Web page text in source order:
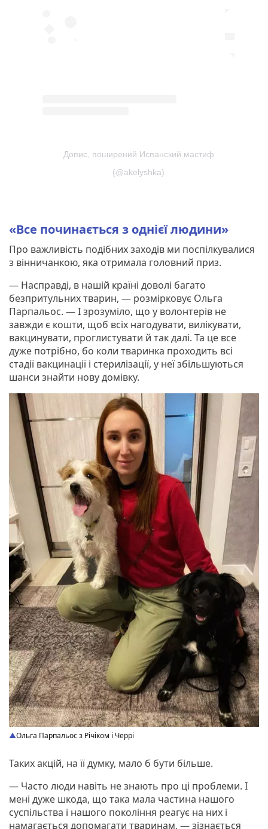
Допис, поширений Испанский мастиф
(@akelyshka)
«Все починається з однієї людини»
Про важливість подібних заходів ми поспілкувалися
з вінничанкою, яка отримала головний приз.
— Насправді, в нашій країні доволі багато
безпритульних тварин, — розмірковує Ольга
Парпальос. — І зрозуміло, що у волонтерів не
завжди є кошти, щоб всіх нагодувати, вилікувати,
вакцинувати, проглистувати й так далі. Та це все
дуже потрібно, бо коли тваринка проходить всі
стадії вакцинації і стерилізації, у неї збільшуються
шанси знайти нову домівку.
Ольга Парпальос з Річіком і Черрі
Таких акцій, на її думку, мало б бути більше.
— Часто люди навіть не знають про ці проблеми. І
мені дуже шкода, що така мала частина нашого
суспільства і нашого покоління реагує на них і
намагається допомагати тваринам, — зізнається